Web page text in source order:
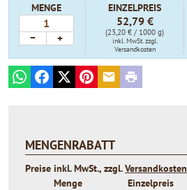
MENGE
− +
EINZELPREIS
52,79 €
(23,20 € / 1000 g)
inkl. MwSt.zzgl.
Versandkosten
WhatsAppFacebook
X PinterestE-mailPrint
MENGENRABATT
Preise inkl. MwSt., zzgl.Versandkosten
Menge
Einzelpreis